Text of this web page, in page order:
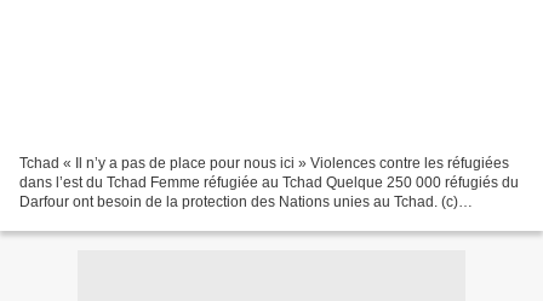
Tchad « Il n’y a pas de place pour nous ici » Violences contre les réfugiées
dans l’est du Tchad Femme réfugiée au Tchad Quelque 250 000 réfugiés du
Darfour ont besoin de la protection des Nations unies au Tchad. (c)